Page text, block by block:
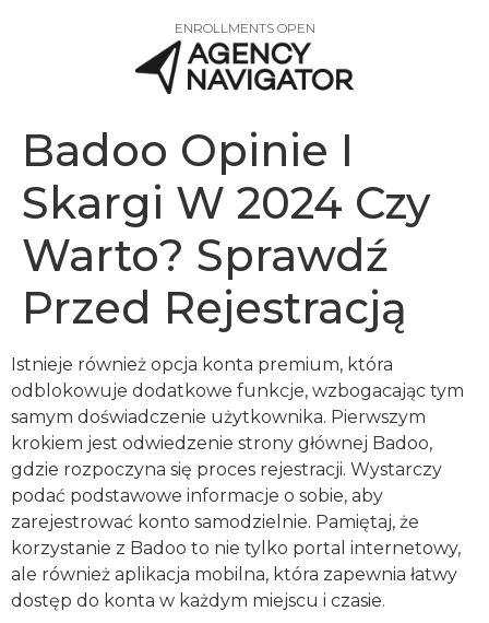
ENROLLMENTS OPEN
Badoo Opinie I
Skargi W 2024 Czy
Warto? Sprawdź
Przed Rejestracją
Istnieje również opcja konta premium, która
odblokowuje dodatkowe funkcje, wzbogacając tym
samym doświadczenie użytkownika. Pierwszym
krokiem jest odwiedzenie strony głównej Badoo,
gdzie rozpoczyna się proces rejestracji. Wystarczy
podać podstawowe informacje o sobie, aby
zarejestrować konto samodzielnie. Pamiętaj, że
korzystanie z Badoo to nie tylko portal internetowy,
ale również aplikacja mobilna, która zapewnia łatwy
dostęp do konta w każdym miejscu i czasie.